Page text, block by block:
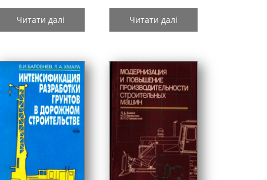
Читати далі Читати далі